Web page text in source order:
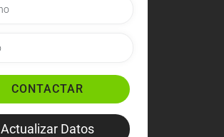
CONTACTAR
Actualizar Datos